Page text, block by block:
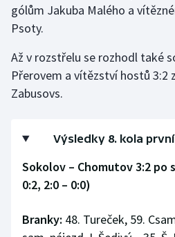
gólům Jakuba Malého a
Psoty.
Až v rozstřelu se rozhodl také
Přerovem a vítězství hostů 3:2
Zabusovs.
Výsledky 8. kola
Sokolov – Chomutov 3:2 po
0:2, 2:0 – 0:0)
Branky: 48. Tureček, 59.